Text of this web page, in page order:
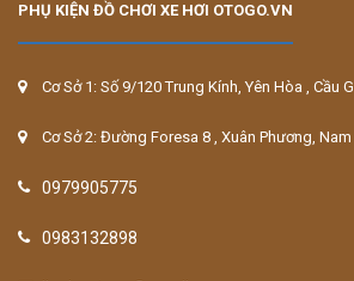
PHỤ KIỆN ĐỒ CHƠI XE HƠI OTOGO.VN
Cơ Sở 1: Số 9/120 Trung Kính, Yên Hòa , Cầu
Cơ Sở 2: Đường Foresa 8 , Xuân Phương,
0979905775
0983132898